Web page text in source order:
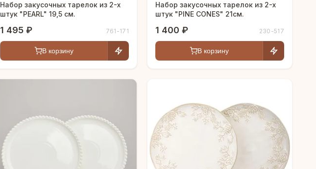
Набор закусочных тарелок из 2-х
штук "PEARL" 19,5 см.
1 495 ₽ 761-171
В корзину
Набор закусочных тарелок из 2-х
штук "PINE CONES" 21см.
1 400 ₽ 230-517
В корзину